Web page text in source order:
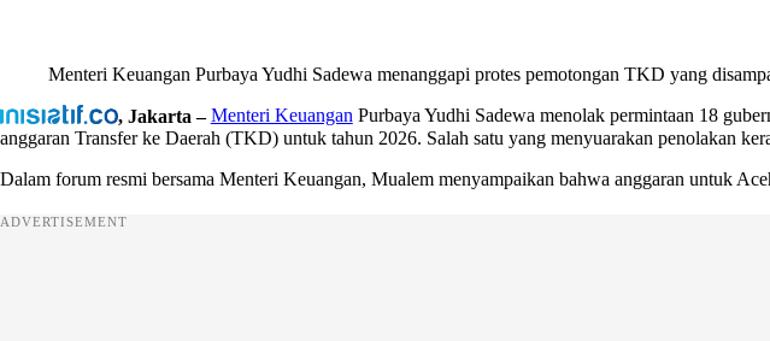
Menteri Keuangan Purbaya Yudhi Sadewa menanggapi protes pemotongan TKD yang
, Jakarta – Menteri KeuanganPurbaya Yudhi Sadewa menolak permintaan 18
anggaran Transfer ke Daerah (TKD) untuk tahun 2026. Salah satu yang menyuarakan penolakan
Dalam forum resmi bersama Menteri Keuangan, Mualem menyampaikan bahwa anggaran untuk
ADVERTISEMENT